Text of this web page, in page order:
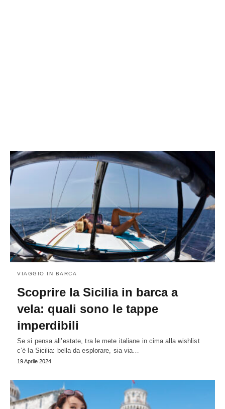
VIAGGIO IN BARCA
Scoprire la Sicilia in barca a
vela: quali sono le tappe
imperdibili
Se si pensa all’estate, tra le mete italiane in cima alla wishlist
c’è la Sicilia: bella da esplorare, sia via…
19 Aprile 2024